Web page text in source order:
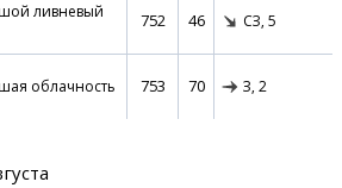
ливневый
752 46 СЗ, 5
облачность 753 70 З, 2